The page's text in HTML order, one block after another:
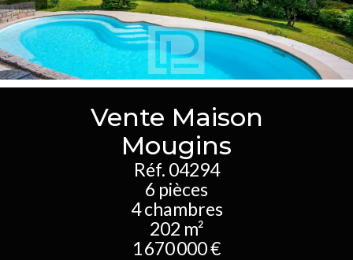
Vente Maison
Mougins
Réf. 04294
6 pièces
4 chambres
202 m²
1 670 000 €